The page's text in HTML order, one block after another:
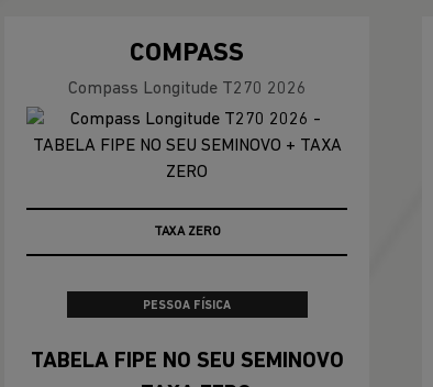
CONFIRA A OFERTA
COMMANDER
Commander Limited T270 MHEV 26/27
APROVEITE